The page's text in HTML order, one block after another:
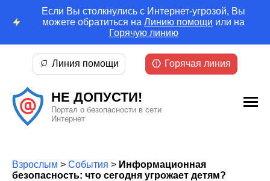
Если Вы столкнулись с Интернет-угрозой, Вы
можете обратиться на Линию помощи или на
Горячую линию
НЕ ДОПУСТИ!
Портал о безопасности в сети
Интернет
Линия помощи Горячая линия
Взрослым > События > Информационная
безопасность: что сегодня угрожает детям?